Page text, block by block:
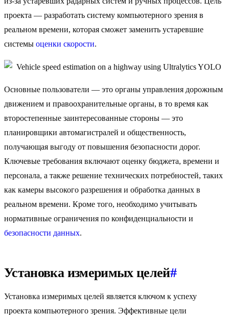
проекта — разработать систему компьютерного зрения в
реальном времени, которая сможет заменить устаревшие
системы оценки скорости.
Основные пользователи — это органы управления дорожным
движением и правоохранительные органы, в то время как
второстепенные заинтересованные стороны — это
планировщики автомагистралей и общественность,
получающая выгоду от повышения безопасности дорог.
Ключевые требования включают оценку бюджета, времени и
персонала, а также решение технических потребностей, таких
как камеры высокого разрешения и обработка данных в
реальном времени. Кроме того, необходимо учитывать
нормативные ограничения по конфиденциальности и
безопасности данных.
Установка измеримых целей#
Установка измеримых целей является ключом к успеху
проекта компьютерного зрения. Эффективные цели